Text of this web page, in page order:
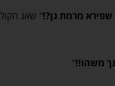
מרמת גן?!" שאג
משהו!!"